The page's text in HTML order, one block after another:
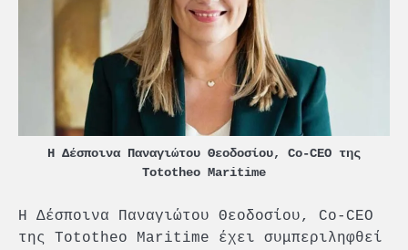
Η Δέσποινα Παναγιώτου Θεοδοσίου, Co-CEO της
Tototheo Maritime
Η Δέσποινα Παναγιώτου Θεοδοσίου, Co-CEO
της Tototheo Maritime έχει συμπεριληφθεί